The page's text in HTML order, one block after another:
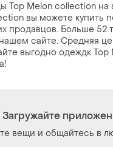
Top Melon collection на
вы можете купить
продавцов. Больше 52
сайте. Средняя
выгодно одеждк
Загружайте
вещи и общайтесь в